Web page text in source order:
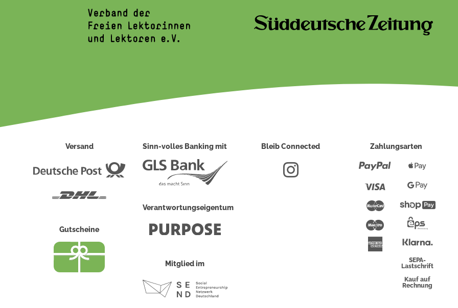
Versand
Deutsche
Gutscheine
Sinn-volles Banking mit
Verantwortungseigentum
Mitglied im
Bleib Connected Zahlungsarten
Paypal
Mastercard
Maestro
American
Express
Pay
Pay
SEPA-
Lastschrift
Kauf auf
Rechnung